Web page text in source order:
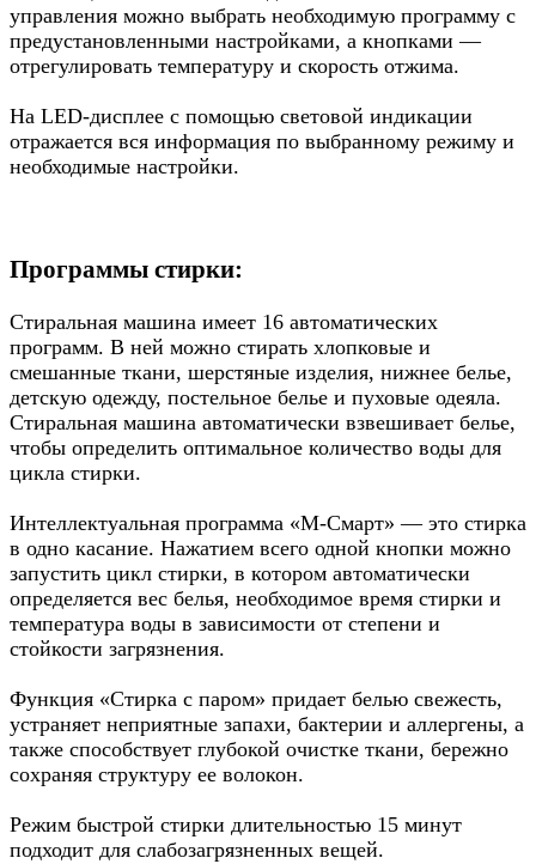
управления можно выбрать необходимую программу с
предустановленными настройками, а кнопками —
отрегулировать температуру и скорость отжима.
На LED-дисплее с помощью световой индикации
отражается вся информация по выбранному режиму и
необходимые настройки.
Программы стирки:
Стиральная машина имеет 16 автоматических
программ. В ней можно стирать хлопковые и
смешанные ткани, шерстяные изделия, нижнее белье,
детскую одежду, постельное белье и пуховые одеяла.
Стиральная машина автоматически взвешивает белье,
чтобы определить оптимальное количество воды для
цикла стирки.
Интеллектуальная программа «М-Смарт» — это стирка
в одно касание. Нажатием всего одной кнопки можно
запустить цикл стирки, в котором автоматически
определяется вес белья, необходимое время стирки и
температура воды в зависимости от степени и
стойкости загрязнения.
Функция «Стирка с паром» придает белью свежесть,
устраняет неприятные запахи, бактерии и аллергены, а
также способствует глубокой очистке ткани, бережно
сохраняя структуру ее волокон.
Режим быстрой стирки длительностью 15 минут
подходит для слабозагрязненных вещей.